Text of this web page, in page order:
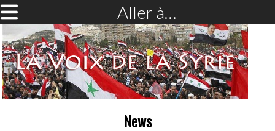
Aller à…
News